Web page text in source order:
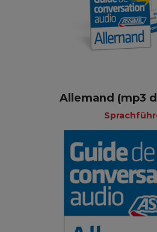
Allemand (mp3